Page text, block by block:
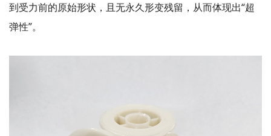
到受力前的原始形状，且无永久形变残留，从而体现出“超
弹性”。